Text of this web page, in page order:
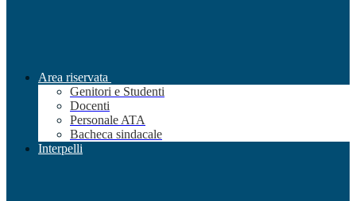
Area riservata
Genitori e Studenti
Docenti
Personale ATA
Bacheca sindacale
Interpelli